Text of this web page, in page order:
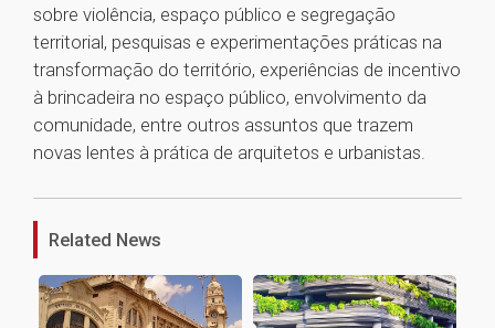
sobre violência, espaço público e segregação
territorial, pesquisas e experimentações práticas na
transformação do território, experiências de incentivo
à brincadeira no espaço público, envolvimento da
comunidade, entre outros assuntos que trazem
novas lentes à prática de arquitetos e urbanistas.
1
Related News